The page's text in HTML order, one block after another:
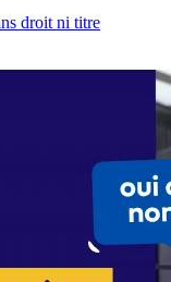
droit ni titre